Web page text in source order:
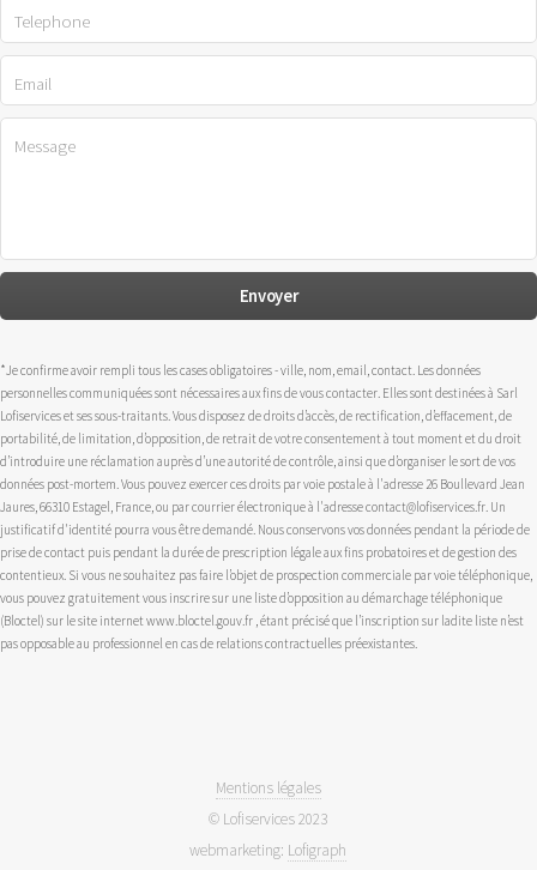
*Je confirme avoir rempli tous les cases obligatoires - ville, nom, email, contact. Les données
personnelles communiquées sont nécessaires aux fins de vous contacter. Elles sont destinées à Sarl
Lofiservices et ses sous-traitants. Vous disposez de droits d’accès, de rectification, d’effacement, de
portabilité, de limitation, d’opposition, de retrait de votre consentement à tout moment et du droit
d’introduire une réclamation auprès d’une autorité de contrôle, ainsi que d’organiser le sort de vos
données post-mortem. Vous pouvez exercer ces droits par voie postale à l'adresse 26 Boullevard Jean
Jaures, 66310 Estagel, France, ou par courrier électronique à l'adresse contact@lofiservices.fr. Un
justificatif d'identité pourra vous être demandé. Nous conservons vos données pendant la période de
prise de contact puis pendant la durée de prescription légale aux fins probatoires et de gestion des
contentieux. Si vous ne souhaitez pas faire l’objet de prospection commerciale par voie téléphonique,
vous pouvez gratuitement vous inscrire sur une liste d’opposition au démarchage téléphonique
(Bloctel) sur le site internet www.bloctel.gouv.fr , étant précisé que l’inscription sur ladite liste n’est
pas opposable au professionnel en cas de relations contractuelles préexistantes.
Mentions légales
© Lofiservices 2023
webmarketing: Lofigraph